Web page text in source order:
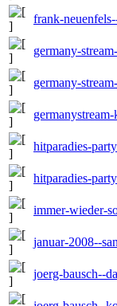
frank-
germany-
germany-
hitparadies-
hitparadies-
immer-wieder-
januar-2008--
joerg-bausch--